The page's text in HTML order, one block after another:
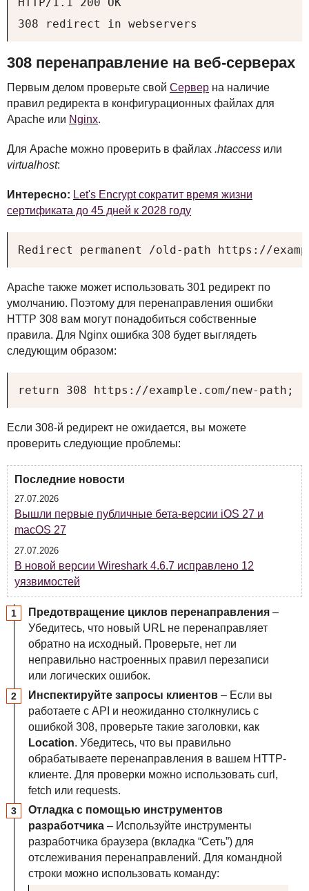
HTTP/1.1 200 OK
308 redirect in webservers
308 перенаправление на веб-серверах
Первым делом проверьте свой Сервер на наличие
правил редиректа в конфигурационных файлах для
Apache или Nginx.
Для Apache можно проверить в файлах .htaccess или
virtualhost:
Интересно: Let's Encrypt сократит время жизни
сертификата до 45 дней к 2028 году
Redirect permanent /old-path https://
Apache также может использовать 301 редирект по
умолчанию. Поэтому для перенаправления ошибки
HTTP 308 вам могут понадобиться собственные
правила. Для Nginx ошибка 308 будет выглядеть
следующим образом:
return 308 https://example.com/new-path;
Если 308-й редирект не ожидается, вы можете
проверить следующие проблемы:
Последние новости
27.07.2026
Вышли первые публичные бета-версии iOS 27 и
macOS 27
27.07.2026
В новой версии Wireshark 4.6.7 исправлено 12
уязвимостей
Предотвращение циклов перенаправления –
Убедитесь, что новый URL не перенаправляет
обратно на исходный. Проверьте, нет ли
неправильно настроенных правил перезаписи
или логических ошибок.
Инспектируйте запросы клиентов – Если вы
работаете с API и неожиданно столкнулись с
ошибкой 308, проверьте такие заголовки, как
Location. Убедитесь, что вы правильно
обрабатываете перенаправления в вашем HTTP-
клиенте. Для проверки можно использовать curl,
fetch или requests.
Отладка с помощью инструментов
разработчика – Используйте инструменты
разработчика браузера (вкладка “Сеть”) для
отслеживания перенаправлений. Для командной
строки можно использовать команду: